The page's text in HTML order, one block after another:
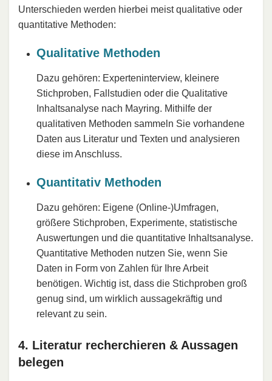
Unterschieden werden hierbei meist qualitative oder
quantitative Methoden:
Qualitative Methoden
Dazu gehören: Experteninterview, kleinere
Stichproben, Fallstudien oder die Qualitative
Inhaltsanalyse nach Mayring. Mithilfe der
qualitativen Methoden sammeln Sie vorhandene
Daten aus Literatur und Texten und analysieren
diese im Anschluss.
Quantitativ Methoden
Dazu gehören: Eigene (Online-)Umfragen,
größere Stichproben, Experimente, statistische
Auswertungen und die quantitative Inhaltsanalyse.
Quantitative Methoden nutzen Sie, wenn Sie
Daten in Form von Zahlen für Ihre Arbeit
benötigen. Wichtig ist, dass die Stichproben groß
genug sind, um wirklich aussagekräftig und
relevant zu sein.
4. Literatur recherchieren & Aussagen
belegen